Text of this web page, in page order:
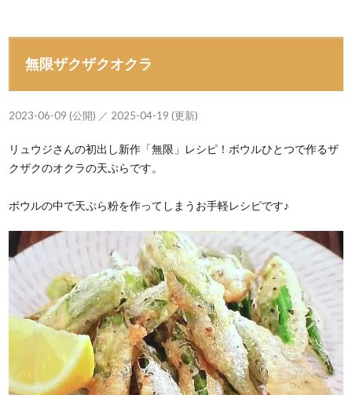
無限ザクザクオクラ
2023-06-09 (公開) ／ 2025-04-19 (更新)
リュウジさんの初出し新作「無限」レシピ！ボウルひとつで作るザ
クザクのオクラの天ぷらです。
ボウルの中で天ぷら粉を作ってしまうお手軽レシピです♪